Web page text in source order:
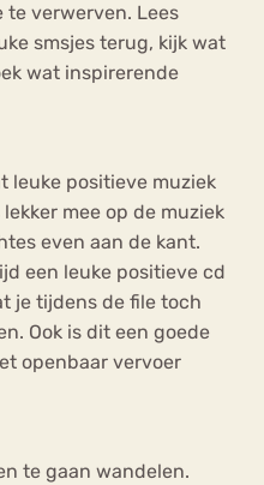
verwerven. Lees
smsjes terug, kijk wat
wat inspirerende
leuke positieve muziek
mee op de muziek
even aan de kant.
een leuke positieve cd
je tijdens de file toch
Ook is dit een goede
openbaar vervoer
te gaan wandelen.